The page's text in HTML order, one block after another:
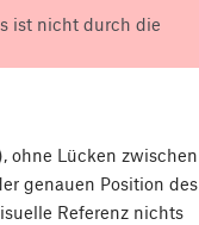
ist nicht durch die
ohne Lücken zwischen
genauen Position des
Referenz nichts